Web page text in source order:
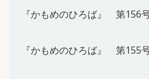
『かもめのひろば』 第156
『かもめのひろば』 第155